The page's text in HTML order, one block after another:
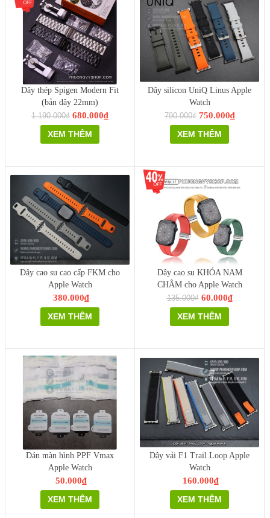
Dây thép Spigen Modern Fit
(bản dây 22mm)
1.190.000₫ 680.000₫
XEM THÊM
Dây silicon UniQ Linus Apple
Watch
790.000₫ 750.000₫
XEM THÊM
Dây cao su cao cấp FKM cho
Apple Watch
380.000₫
XEM THÊM
Dây cao su KHÓA NAM
CHÂM cho Apple Watch
135.000₫ 60.000₫
XEM THÊM
Dán màn hình PPF Vmax
Apple Watch
50.000₫
XEM THÊM
Dây vải F1 Trail Loop Apple
Watch
160.000₫
XEM THÊM